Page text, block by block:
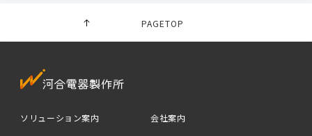
PAGETOP
ソリューション案内 会社案内